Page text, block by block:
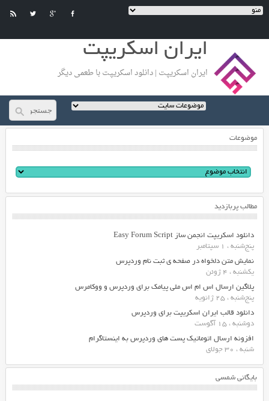
ایران اسکریپت
ایران اسکریپت | دانلود اسکریپت با طعمی دیگر
موضوعات
مطالب پربازدید
دانلود اسکریپت انجمن ساز Easy Forum Script
پنج‌شنبه ، 1 سپتامبر
نمایش متن دلخواه در صفحه ی ثبت نام وردپرس
یکشنبه ، 4 ژوئن
پلاگین ارسال اس ام اس ملی پیامک برای وردپرس و ووکامرس
پنج‌شنبه ، 25 ژانویه
دانلود قالب ایران اسکریپت برای وردپرس
دوشنبه ، 15 آگوست
افزونه ارسال اتوماتیک پست های وردپرس به اینستاگرام
شنبه ، 30 جولای
بایگانی شمسی